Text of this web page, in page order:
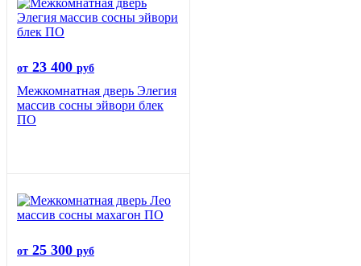
от 23 400 руб
Межкомнатная дверь Элегия
массив сосны эйвори блек
ПО
от 25 300 руб